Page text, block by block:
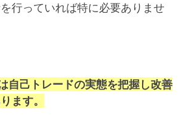
行っていれば特に必要ありませ
自己トレードの実態を把握し改善
ます。